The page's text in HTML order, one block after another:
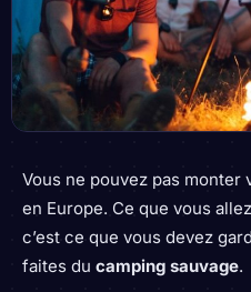
Vous ne pouvez pas
en Europe. Ce que vous
c’est ce que vous devez
faites du camping sauvage.